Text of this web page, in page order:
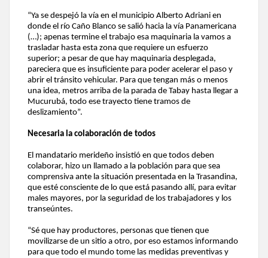
“Ya se despejó la vía en el municipio Alberto Adriani en
donde el río Caño Blanco se salió hacia la vía Panamericana
(…); apenas termine el trabajo esa maquinaria la vamos a
trasladar hasta esta zona que requiere un esfuerzo
superior; a pesar de que hay maquinaria desplegada,
pareciera que es insuficiente para poder acelerar el paso y
abrir el tránsito vehicular. Para que tengan más o menos
una idea, metros arriba de la parada de Tabay hasta llegar a
Mucurubá, todo ese trayecto tiene tramos de
deslizamiento”.
Necesaria la colaboración de todos
El mandatario merideño insistió en que todos deben
colaborar, hizo un llamado a la población para que sea
comprensiva ante la situación presentada en la Trasandina,
que esté consciente de lo que está pasando allí, para evitar
males mayores, por la seguridad de los trabajadores y los
transeúntes.
“Sé que hay productores, personas que tienen que
movilizarse de un sitio a otro, por eso estamos informando
para que todo el mundo tome las medidas preventivas y